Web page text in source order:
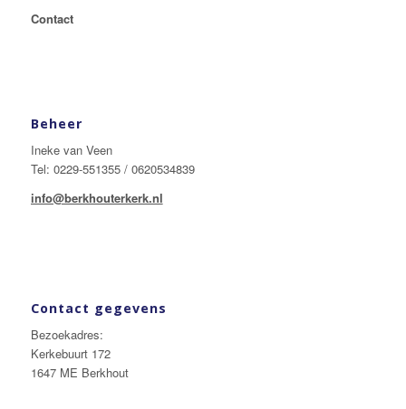
Contact
Beheer
Ineke van Veen
Tel: 0229-551355 / 0620534839
info@berkhouterkerk.nl
Contact gegevens
Bezoekadres:
Kerkebuurt 172
1647 ME Berkhout